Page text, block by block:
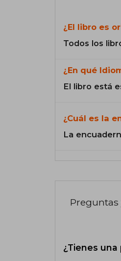
¿El libro es
Todos los
¿En qué
El libro está
¿Cuál es la
La
Preguntas
¿Tienes